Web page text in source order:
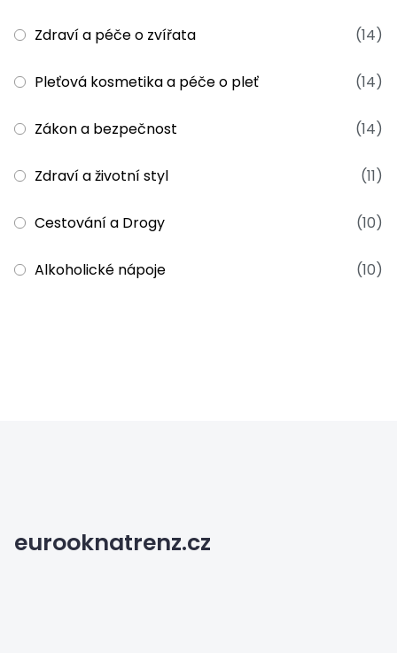
Zdraví a péče o zvířata (14)
Pleťová kosmetika a péče o pleť (14)
Zákon a bezpečnost (14)
Zdraví a životní styl (11)
Cestování a Drogy (10)
Alkoholické nápoje (10)
eurooknatrenz.cz